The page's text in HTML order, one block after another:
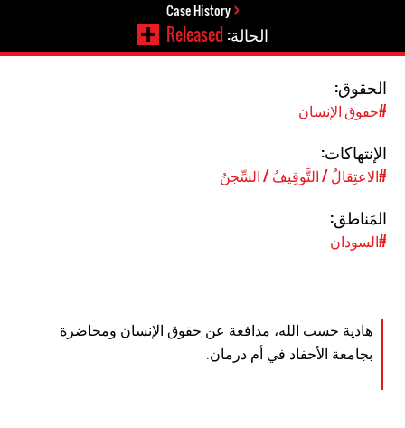
Case History
الحالة:Released
الحقوق:
#حقوق الإنسان
الإنتهاكات:
#الاعتِقالُ / التَّوقِيفُ / السِّجنُ
المَناطق:
#السودان
هادية حسب الله، مدافعة عن حقوق الإنسان ومحاضرة
بجامعة الأحفاد في أم درمان.